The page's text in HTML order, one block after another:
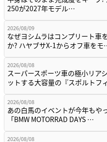
250が2027年モデル…
2026/08/09
なぜヨシムラはコンプリート車
か? ハヤブサX-1からオフ車を
2026/08/08
スーパースポーツ車の極小リア
ットする大容量の『スポルトフ
2026/08/08
あの白馬のイベントが今年もや
「BMW MOTORRAD DAYS …
2026/08/08